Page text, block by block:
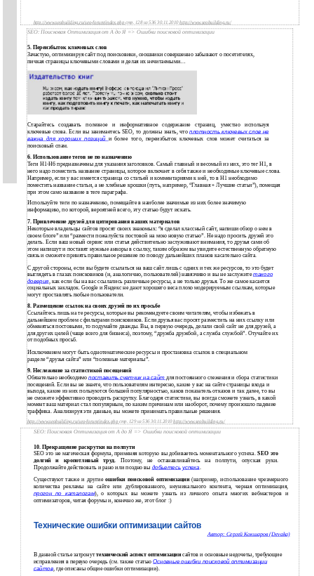
http://www.seobuilding.ru/seo-forum/index.php стр. 128 из 536 30.11.2010http://www.seobuilding.ru/
SEO: Поисковая Оптимизация от А до Я => Ошибки поисковой оптимизации
5. Переизбыток ключевых слов
Зачастую, оптимизируя сайт под поисковики, сеошники совершенно забывают о посетителях,
пичкая страницы ключевыми словами и делая их нечитаемыми…
Старайтесь создавать полезное и информативное содержание страниц, уместно используя
ключевые слова. Если вы занимаетесь SEO, то должны знать, чтоплотность ключевых слов не
важна для хороших позиций и более того, переизбыток ключевых слов может считаться за
поисковый спам.
6. Использование тегов не по назначению
Теги H1-H6 предназначены для указания заголовков. Самый главный и весомый из них, это тег H1, в
него надо поместить название страницы, которое включает в себя также и необходимые ключевые слова.
Например, если у вас имеется страница со статьей и комментариями к ней, то в H1 необходимо
поместить название статьи, а не хлебные крошки (путь, например, “Главная » Лучшие статьи”), помещая
при этом само название в теге параграфа.
Используйте теги по назначению, помещайте в наиболее значимые из них более значимую
информацию, по которой, вероятней всего, эту статью будут искать.
7. Привлечение друзей для цитирования ваших материалов
Некоторые владельцы сайтов просят своих знакомых: “я сделал классный сайт, напиши обзор о нем в
своем блоге” или “размести пожалуйста постовой на мою новую статью”. Не надо просить друзей это
делать. Если ваш новый сервис или статья действительно заслуживают внимания, то друзья сами об
этом напишут и поставят нужные анкоры в ссылку, таким образом вы увидите естественную обратную
связь и сможете принять правильное решение по поводу дальнейших планов касательно сайта.
С другой стороны, если вы будете ссылаться на ваш сайт лишь с одних и тех же ресурсов, то это будет
выглядеть в глазах поисковиков (и, аналогично, пользователей) навязчиво и вы не заслужитетакого
доверия , как если бы на вас ссылались различные ресурсы, а не только друзья. То же самое касается
социальных закладок. Google и Яндекс не дают хорошего веса плохо модерируемым ссылкам, которые
могут проставлять любые пользователи.
8. Размещение ссылок на своих друзей по их просьбе
Ссылайтесь лишь на те ресурсы, которые вы рекомендуете своим читателям, чтобы избежать в
дальнейшем проблем с фильтрами поисковиков. Если друзья вас просят разместить на них ссылку или
обменяться постовыми, то подумайте дважды. Вы, в первую очередь, делали свой сайт не для друзей, а
для других целей (чаще всего для бизнеса), поэтому, “дружба дружбой, а служба службой”. Отучайте их
от подобных просьб.
Исключением могут быть однотематические ресурсы и простановка ссылок в специальном
разделе “друзья сайта” или “полезные материалы”.
9. Неслежение за статистикой посещений
Обязательно необходимо поставить счетчик на сайт для постоянного слежения и сбора статистики
посещений. Если вы не знаете, что пользователям интересно, какие у вас на сайте страницы входа и
выхода, какие из них пользуются большей популярностью, каков показатель отказов и так далее, то вы
не сможете эффективно проводить раскрутку. Благодаря статистике, вы всегда сможете узнать, в какой
момент ваш материал стал популярным, по каким причинам или наоборот, почему произошло падение
траффика. Анализируя эти данные, вы можете принимать правильные решения.
http://www.seobuilding.ru/seo-forum/index.php стр. 129 из 536 30.11.2010http://www.seobuilding.ru/
SEO: Поисковая Оптимизация от А до Я => Ошибки поисковой оптимизации
10. Прекращение раскрутки на полпути
SEO это не магическая формула, применяя которую вы добиваетесь моментального успеха.SEO это
долгий и кропотливый труд. Поэтому, не останавливайтесь на полпути, опуская руки.
Продолжайте действовать и рано или поздно вы добьетесь успеха.
Существуют также и другиеошибки поисковой оптимизации(например, использование чрезмерного
количества рекламы на сайте или дублированного, неуникального контента, черная оптимизация,
прогон по каталогам), о которых вы можете узнать из личного опыта многих вебмастеров и
оптимизаторов, читая форумы и, конечно же, этот блог :)
Технические ошибки оптимизации сайтов
Автор: Сергей Кокшаров (Devaka)
В данной статье затронуттехнический аспект оптимизациисайтов и основные недочеты, требующие
исправления в первую очередь (см. также статью Основные ошибки поисковой оптимизации
сайтов, где описаны общие ошибки оптимизации).